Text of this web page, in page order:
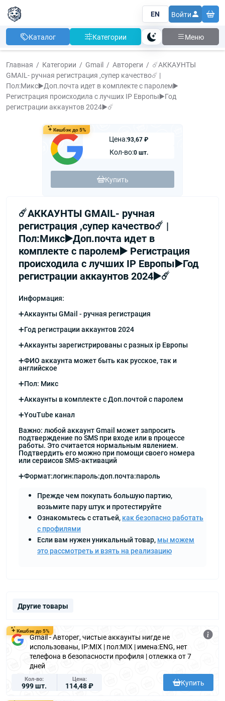
EN Войти
Каталог Категории Тема Меню
Главная Категории Gmail Автореги
☄️АККАУНТЫ
GMAIL- ручная регистрация ,супер качество☄️ |
Пол:Микс▶️Доп.почта идет в комплекте с паролем▶️
Регистрация происходила с лучших IP Европы▶️Год
регистрации аккаунтов 2024▶️☄️
Кешбэк до 5%
Цена:93,67 ₽
Кол-во:0 шт.
Купить
☄️АККАУНТЫ GMAIL- ручная
регистрация ,супер качество☄️ |
Пол:Микс▶️Доп.почта идет в
комплекте с паролем▶️ Регистрация
происходила с лучших IP Европы▶️Год
регистрации аккаунтов 2024▶️☄️
Информация:
➕Аккаунты GMail - ручная регистрация
➕Год регистрации аккаунтов 2024
➕Аккаунты зарегистрированы с разных ip Европы
➕ФИО аккаунта может быть как русское, так и
английское
➕Пол: Микс
➕Аккаунты в комплекте с Доп.почтой с паролем
➕YouTube канал
Важно: любой аккаунт Gmail может запросить
подтверждение по SMS при входе или в процессе
работы. Это считается нормальным явлением.
Подтвердить его можно при помощи своего номера
или сервисов SMS-активаций
➕Формат:логин:пароль:доп.почта:пароль
Прежде чем покупать большую партию,
возьмите пару штук и протестируйте
Ознакомьтесь с статьей, как безопасно работать
с профилями
Если вам нужен уникальный товар, мы можем
это рассмотреть и взять на реализацию
Другие товары
Кешбэк до 5%
Gmail - Авторег, чистые аккаунты нигде не
использованы, IP:MIX | пол:MIX | имена:ENG, нет
телефона в безопасности профиля | отлежка от 7
дней
Кол-во
999 шт.
Цена
114,48 ₽ Купить